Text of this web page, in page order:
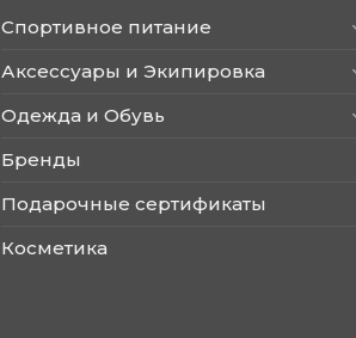
странице
Спортивное питание
Аксессуары и Экипировка
Одежда и Обувь
Бренды
Подарочные сертификаты
Косметика